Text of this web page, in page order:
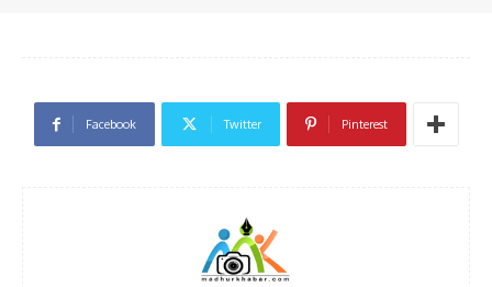
Facebook Twitter Pinterest